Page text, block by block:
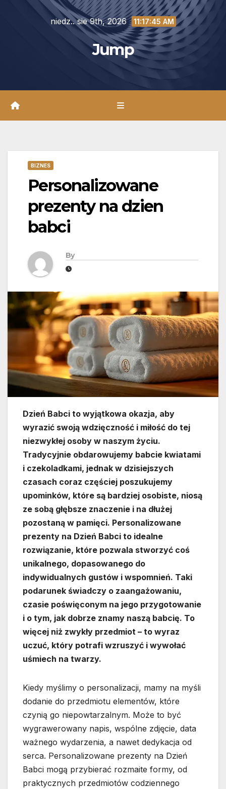
niedz.. sie 9th, 2026 11:17:47 AM
Jump
BIZNES
Personalizowane
prezenty na dzien
babci
By
Dzień Babci to wyjątkowa okazja, aby
wyrazić swoją wdzięczność i miłość do tej
niezwykłej osoby w naszym życiu.
Tradycyjnie obdarowujemy babcie kwiatami
i czekoladkami, jednak w dzisiejszych
czasach coraz częściej poszukujemy
upominków, które są bardziej osobiste, niosą
ze sobą głębsze znaczenie i na dłużej
pozostaną w pamięci. Personalizowane
prezenty na Dzień Babci to idealne
rozwiązanie, które pozwala stworzyć coś
unikalnego, dopasowanego do
indywidualnych gustów i wspomnień. Taki
podarunek świadczy o zaangażowaniu,
czasie poświęconym na jego przygotowanie
i o tym, jak dobrze znamy naszą babcię. To
więcej niż zwykły przedmiot – to wyraz
uczuć, który potrafi wzruszyć i wywołać
uśmiech na twarzy.
Kiedy myślimy o personalizacji, mamy na myśli
dodanie do przedmiotu elementów, które
czynią go niepowtarzalnym. Może to być
wygrawerowany napis, wspólne zdjęcie, data
ważnego wydarzenia, a nawet dedykacja od
serca. Personalizowane prezenty na Dzień
Babci mogą przybierać rozmaite formy, od
praktycznych przedmiotów codziennego